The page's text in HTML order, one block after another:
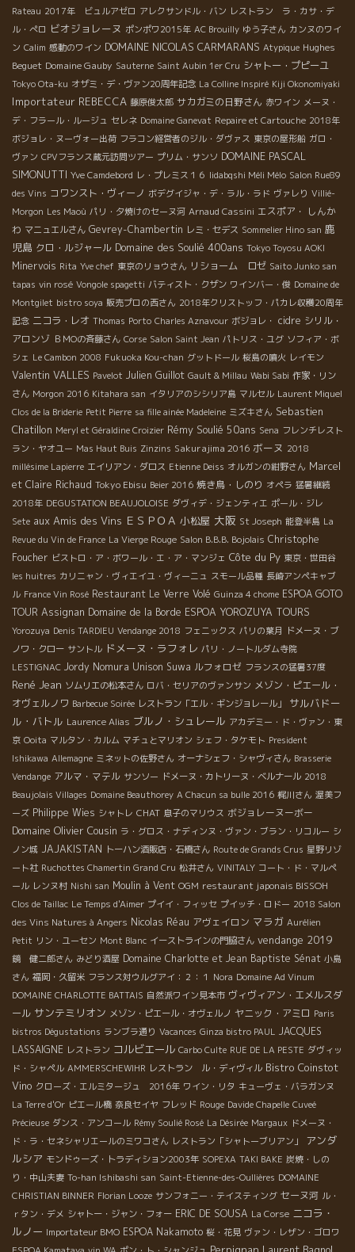
Rateau 2017年 ビュルアゼロ アレクサンドル・バン レストラン ラ・カサ・デ
ル・ぺロ ビオジョレーヌ ポンポワ2015年 AC Brouilly ゆう子さん カンヌのワイ
ン Calim 感動のワイン DOMAINE NICOLAS CARMARANS Atypique Hughes
Beguet Domaine Gauby Sauterne Saint Aubin 1er Cru シャトー・プピーユ
Tokyo Ota-ku オザミ・デ・ヴァン20周年記念 La Colline Inspiré Kiji Okonomiyaki
Importateur REBECCA 藤原俊太郎 サカガミの日野さん 赤ワイン メーヌ・
デ・フラール・ルージュ セレネ Domaine Ganevat Repaire et Cartouche 2018年
ボジョレ・ヌーヴォー出荷 フラコン経営者のジル・ダヴァス 東京の屋形船 ガロ・
ヴァン CPVフランス蔵元訪問ツアー プリム・サンソ DOMAINE PASCAL
SIMONUTTI Yve Camdebord レ・プレミス１６ Iidabqshi Méli Mélo Salon Rue89
des Vins コワンスト・ヴィーノ ボデグイジャ・デ・ラル・ラド ヴァレり Villié-
Morgon Les Maoù パリ・夕焼けのセーヌ河 Arnaud Cassini エスポア・ しんか
わ マニュエルさん Gevrey-Chambertin レミ・セデス Sommelier Hino san 鹿
児島 クロ・ルジャール Domaine des Soulié 400ans Tokyo Toyosu AOKI
Minervois Rita Yve chef 東京のリョウさん リショーム ロゼ Saito Junko san
tapas vin rosé Vongole spagetti バティスト・クザン ワインバー・俊 Domaine de
Montgilet bistro soya 販売プロの西さん 2018年クリストッフ・パカレ収穫20周年
記念 ニコラ・レオ Thomas Porto Charles Aznavour ボジョレ・ cidre シリル・
アロンゾ ＢＭОの斉藤さん Corse Salon Saint Jean パトリス・ユグ ソフィア・ボ
シェ Le Cambon 2008 Fukuoka Kou-chan グットドール 桜島の噴火 レイモン
Valentin VALLES Pavelot Julien Guillot Gault & Millau Wabi Sabi 作家・リン
さん Morgon 2016 Kitahara san イタリアのシシリア島 マルセル Laurent Miquel
Clos de la Briderie Petit Pierre sa fille ainée Madeleine ミズキさん Sebastien
Chatillon Meryl et Géraldine Croizier Rémy Soulié 50ans Sena フレンチレスト
ラン・ヤオユー Mas Haut Buis Zinzins Sakurajima 2016 ボーヌ 2018
millésime Lapierre エイリアン・ダロス Etienne Deiss オルガンの紺野さん Marcel
et Claire Richaud Tokyo Ebisu Beier 2016 焼き鳥・しのり オペラ 猛暑継続
2018年 DEGUSTATION BEAUJOLOISE ダヴィデ・ジェンティエ ポール・ジレ
Sete aux Amis des Vins ＥＳＰＯＡ 小松屋 大阪 St Joseph 能登半島 La
Revue du Vin de France La Vierge Rouge Salon B.B.B. Bojolais Christophe
Foucher ビストロ・ア・ボワール・エ・ア・マンジェ Côte du Py 東京・世田谷
les huitres カリニャン・ヴィエイユ・ヴィーニュ スモール品種 長崎アンペキャブ
ル France Vin Rosé Restaurant Le Verre Volé Guinza 4 chome ESPOA GOTO
TOUR Assignan Domaine de la Borde ESPOA YOROZUYA TOURS
Yorozuya Denis TARDIEU Vendange 2018 フェニックス パリの葉月 ドメーヌ・ブ
ノワ・クロー サントル ドメーヌ・ラフォレ パリ・ノートルダム寺院
LESTIGNAC Jordy Nomura Unison Suwa ルフォロゼ フランスの猛暑37度
René Jean ソムリエの松本さん ロバ・セリアのヴァンサン メゾン・ピエール・
オヴェルノワ Barbecue Soirée レストラン「エル・ギンジョレール」
サルバドー
ル・バトル Laurence Alias ブルノ・シュレール アカデミー・ド・ヴァン・東
京 Ooita マルタン・カルム マチュとマリオン シェフ・タケモト President
Ishikawa Allemagne ミネットの佐野さん オーナシェフ・シャヴィさん Brasserie
Vendange アルマ・マテル サンソー ドメーヌ・カトリーヌ・ベルナール 2018
Beaujolais Villages Domaine Beauthorey A Chacun sa bulle 2016 梶川さん 渥美フ
ーズ Philippe Wies シャトレ CHAT 息子のマリウス ボジョレーヌーボー
Domaine Olivier Cousin ラ・グロス・ナディンヌ・ヴァン・ブラン・リコルー シ
ノン城 JAJAKISTAN トーハン酒販店・石橋さん Route de Grands Crus 星野リゾ
ート社 Ruchottes Chamertin Grand Cru 松井さん VINITALY コート・ド・マルペ
ール レンヌ村 Nishi san Moulin à Vent OGM restaurant japonais BISSOH
Clos de Taillac Le Temps d'Aimer プイイ・フィッセ プイッチ・ロドー 2018 Salon
des Vins Natures à Angers Nicolas Réau アヴェイロン マラガ Aurélien
Petit リン・ユーセン Mont Blanc イーストラインの門脇さん vendange 2019
鏡 健二郎さん みどり酒屋 Domaine Charlotte et Jean Baptiste Sénat 小島
さん 福岡・久留米 フランス対ウルグアイ：２：１ Nora Domaine Ad Vinum
DOMAINE CHARLOTTE BATTAIS 自然派ワイン見本市 ヴィヴィアン・エメルスダ
ール サンテミリオン メゾン・ピエール・オヴェルノ ヤニック・アミロ Paris
bistros Dégustations ランブラ通り Vacances Ginza bistro PAUL JACQUES
LASSAIGNE レストラン コルビエール Carbo Culte RUE DE LA PESTE ダヴィッ
ド・シャペル AMMERSCHEWIHR レストラン ル・ディヴィル Bistro Coinstot
Vino クローズ・エルミタージュ 2016年 ワイン・リタ キューヴェ・バラガンヌ
La Terre d'Or ピエール橋 奈良セイヤ フレッド Rouge Davide Chapelle Cuveé
Précieuse ダンス・アンコール Rémy Soulié Rosé La Désirée Margaux ドメーヌ・
ド・ラ・セネシャリエールのミワコさん レストラン「シャトーブリアン」
アンダ
ルシア モンドゥーズ・トラディション2003年 SOPEXA TAKI BAKE 炭焼・しの
り・中山夫妻 To-han Ishibashi san Saint-Etienne-des-Oullières DOMAINE
CHRISTIAN BINNER Florian Looze サンフォニー・テイスティング セーヌ河 ル・
ｒタン・デメ シャトー・ジャン・フォー ERIC DE SOUSA La Corse ニコラ・
ルノー Importateur BMO ESPOA Nakamoto 桜・花見 ヴァン・レザン・ゴロワ